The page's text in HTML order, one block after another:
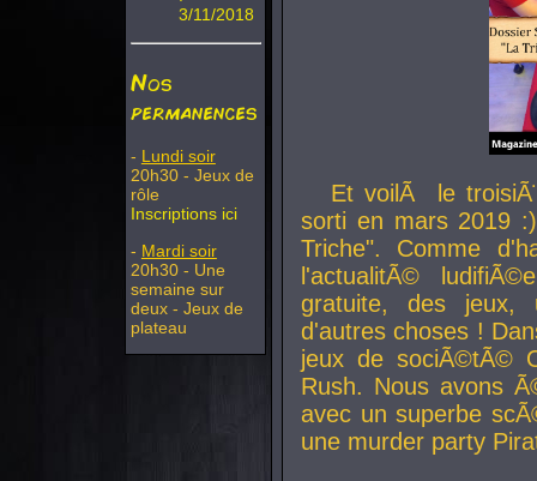
3/11/2018
Nos
permanences
- Lundi soir
20h30 - Jeux de
rôle
Inscriptions ici
- Mardi soir
20h30 - Une
semaine sur
deux - Jeux de
plateau
Et voilÃ le
sorti en mars 2019
Triche". Comme
l'actualitÃ©
gratuite, des jeux,
d'autres choses !
jeux de sociÃ©tÃ©
Rush. Nous avons
avec un superbe
une murder party